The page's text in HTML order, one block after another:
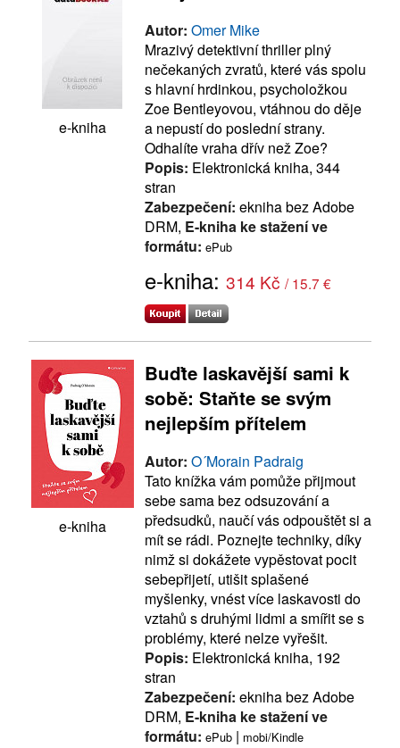
e-kniha
Autor: Omer Mike
Mrazivý detektivní thriller plný
nečekaných zvratů, které vás spolu
s hlavní hrdinkou, psycholožkou
Zoe Bentleyovou, vtáhnou do děje
a nepustí do poslední strany.
Odhalíte vraha dřív než Zoe?
Popis: Elektronická kniha, 344
stran
Zabezpečení: ekniha bez Adobe
DRM, E-kniha ke stažení ve
formátu: ePub
e-kniha: 314 Kč / 15.7 €
e-kniha
Buďte laskavější sami k
sobě: Staňte se svým
nejlepším přítelem
Autor: O´Morain Padraig
Tato knížka vám pomůže přijmout
sebe sama bez odsuzování a
předsudků, naučí vás odpouštět si a
mít se rádi. Poznejte techniky, díky
nimž si dokážete vypěstovat pocit
sebepřijetí, utišit splašené
myšlenky, vnést více laskavosti do
vztahů s druhými lidmi a smířit se s
problémy, které nelze vyřešit.
Popis: Elektronická kniha, 192
stran
Zabezpečení: ekniha bez Adobe
DRM, E-kniha ke stažení ve
formátu: ePub | mobi/Kindle